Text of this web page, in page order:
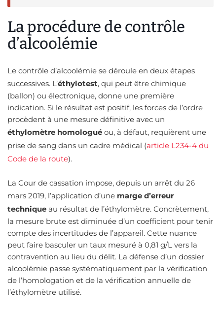
La procédure de contrôle
d’alcoolémie
Le contrôle d’alcoolémie se déroule en deux étapes
successives. L’éthylotest, qui peut être chimique
(ballon) ou électronique, donne une première
indication. Si le résultat est positif, les forces de l’ordre
procèdent à une mesure définitive avec un
éthylomètre homologué ou, à défaut, requièrent une
prise de sang dans un cadre médical (article L234-4 du
Code de la route).
La Cour de cassation impose, depuis un arrêt du 26
mars 2019, l’application d’une marge d’erreur
technique au résultat de l’éthylomètre. Concrètement,
la mesure brute est diminuée d’un coefficient pour tenir
compte des incertitudes de l’appareil. Cette nuance
peut faire basculer un taux mesuré à 0,81 g/L vers la
contravention au lieu du délit. La défense d’un dossier
alcoolémie passe systématiquement par la vérification
de l’homologation et de la vérification annuelle de
l’éthylomètre utilisé.